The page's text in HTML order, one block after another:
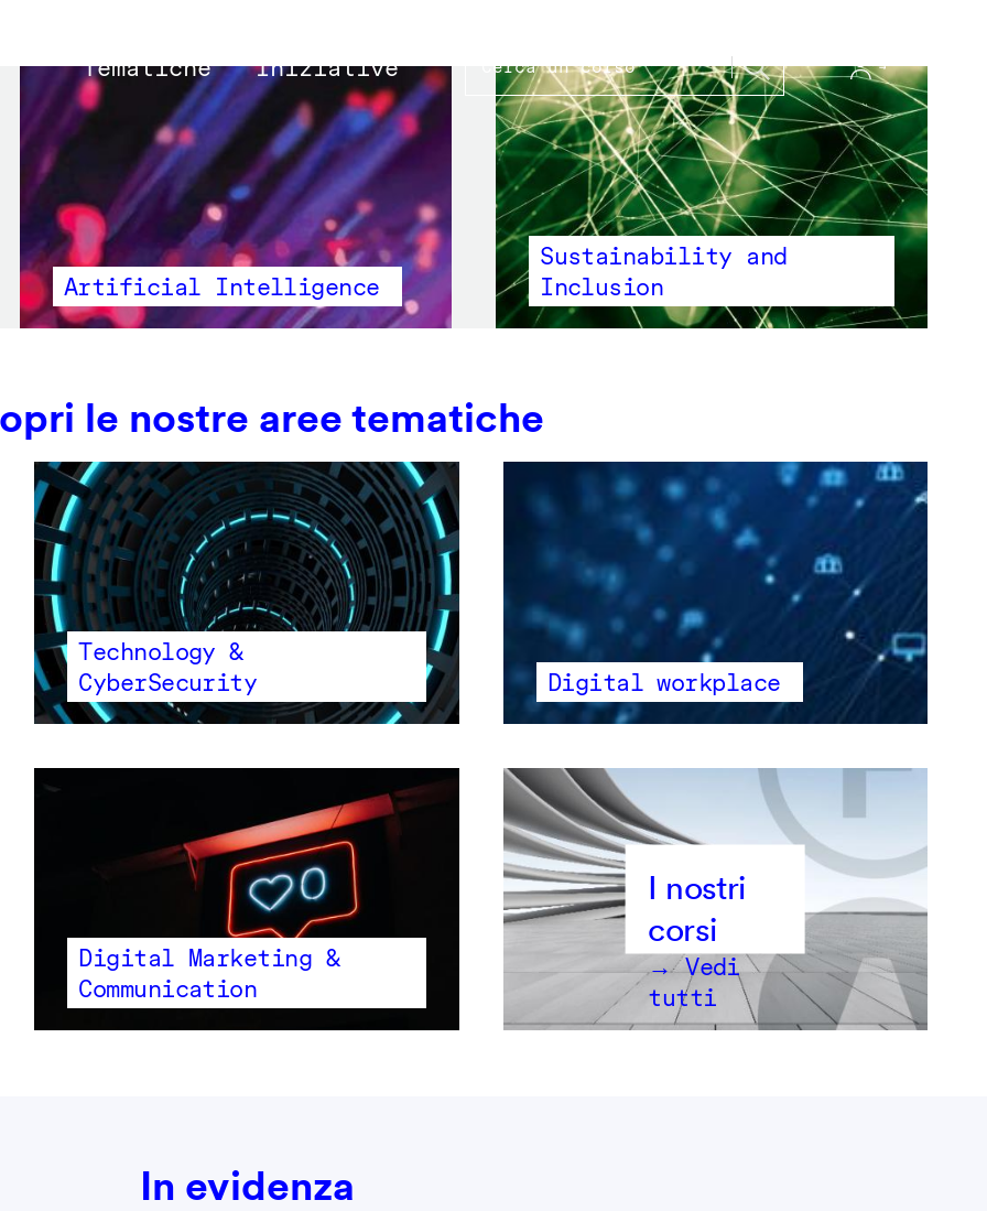
Main
navigation
Tematiche Iniziative
Artificial Intelligence
Sustainability and
Inclusion
le nostre aree tematiche
Technology &
CyberSecurity
Digital workplace
Digital Marketing &
Communication
→ Vedi
tutti
In evidenza